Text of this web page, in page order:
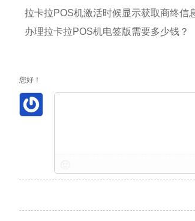
拉卡拉POS机激活时候显示获取商终信
办理拉卡拉POS机电签版需要多少钱？
您好！